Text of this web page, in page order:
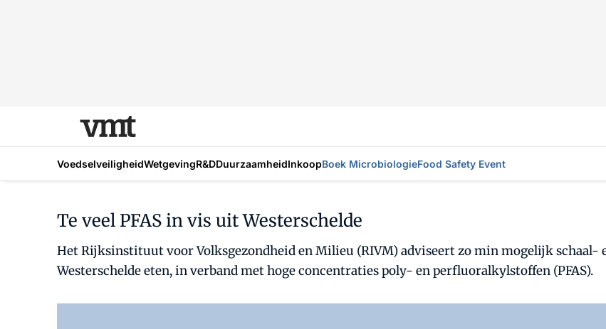
VoedselveiligheidWetgevingR&DDuurzaamheidInkoopBoek MicrobiologieFood Safety Event
Te veel PFAS in vis uit Westerschelde
Het Rijksinstituut voor Volksgezondheid en Milieu (RIVM) adviseert zo min mogelijk schaal-
Westerschelde eten, in verband met hoge concentraties poly- en perfluoralkylstoffen (PFAS).